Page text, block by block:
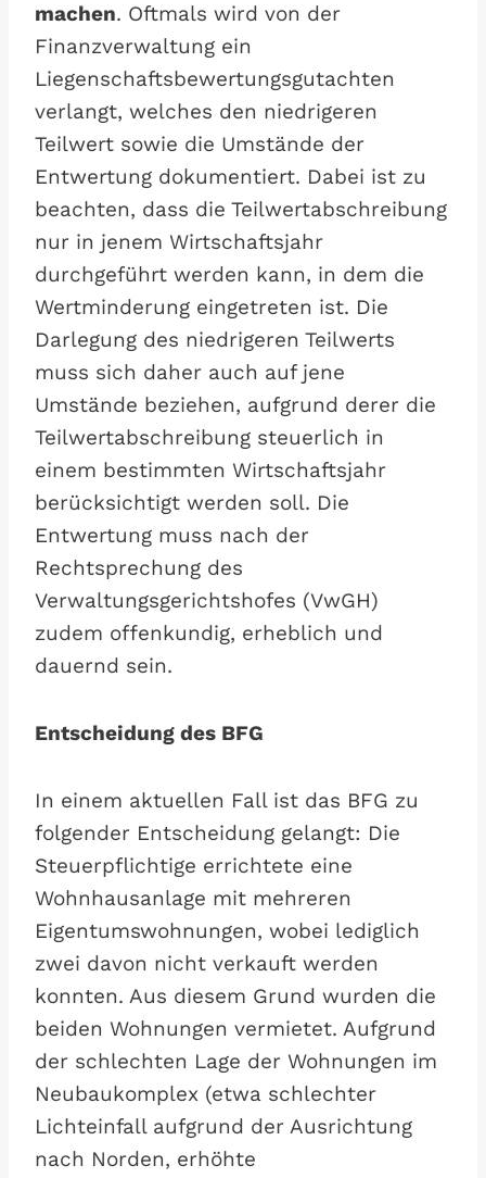
machen. Oftmals wird von der
Finanzverwaltung ein
Liegenschaftsbewertungsgutachten
verlangt, welches den niedrigeren
Teilwert sowie die Umstände der
Entwertung dokumentiert. Dabei ist zu
beachten, dass die Teilwertabschreibung
nur in jenem Wirtschaftsjahr
durchgeführt werden kann, in dem die
Wertminderung eingetreten ist. Die
Darlegung des niedrigeren Teilwerts
muss sich daher auch auf jene
Umstände beziehen, aufgrund derer die
Teilwertabschreibung steuerlich in
einem bestimmten Wirtschaftsjahr
berücksichtigt werden soll. Die
Entwertung muss nach der
Rechtsprechung des
Verwaltungsgerichtshofes (VwGH)
zudem offenkundig, erheblich und
dauernd sein.
Entscheidung des BFG
In einem aktuellen Fall ist das BFG zu
folgender Entscheidung gelangt: Die
Steuerpflichtige errichtete eine
Wohnhausanlage mit mehreren
Eigentumswohnungen, wobei lediglich
zwei davon nicht verkauft werden
konnten. Aus diesem Grund wurden die
beiden Wohnungen vermietet. Aufgrund
der schlechten Lage der Wohnungen im
Neubaukomplex (etwa schlechter
Lichteinfall aufgrund der Ausrichtung
nach Norden, erhöhte